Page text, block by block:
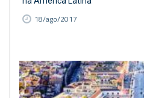
18/ago/2017